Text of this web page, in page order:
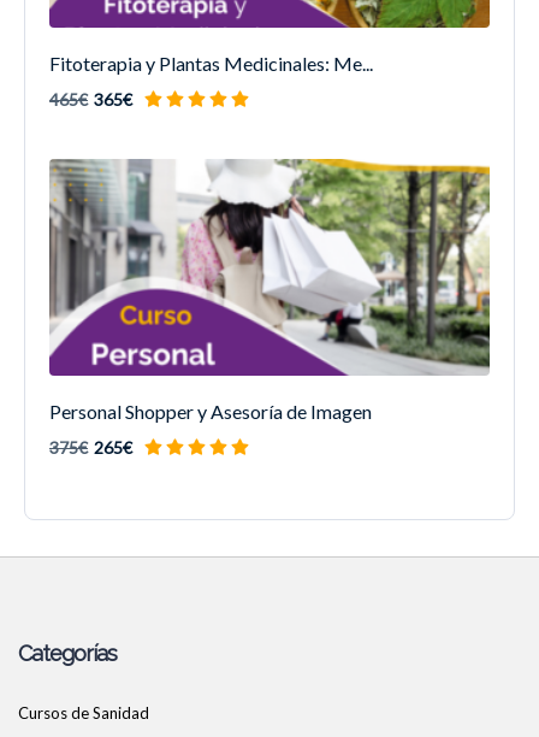
Fitoterapia y Plantas Medicinales: Me...
465€ 365€
Personal Shopper y Asesoría de Imagen
375€ 265€
Categorías
Cursos de Sanidad